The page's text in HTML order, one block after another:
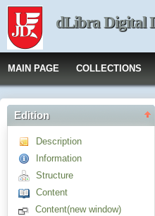
dLibra Digital
MAIN PAGE COLLECTIONS
Edition
Description
Information
Structure
Content
Content(new window)